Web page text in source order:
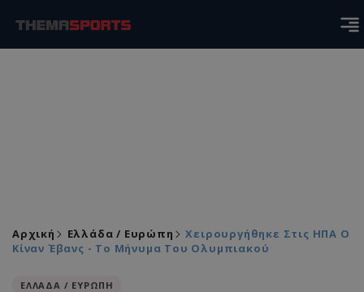
Αρχική Ελλάδα / Ευρώπη
Χειρουργήθηκε Στις ΗΠΑ Ο
Κίναν Έβανς - Το Μήνυμα Του Ολυμπιακού
ΕΛΛΑΔΑ / ΕΥΡΩΠΗ